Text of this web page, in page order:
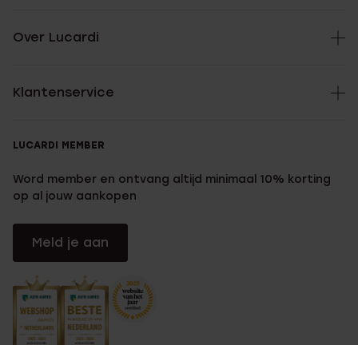
Over Lucardi
Klantenservice
LUCARDI MEMBER
Word member en ontvang altijd minimaal 10% korting
op al jouw aankopen
Meld je aan